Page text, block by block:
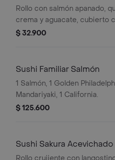
Rollo con salmón apanado,
crema y aguacate, cubierto
ceviche de salmón fresco,
$ 32.900
Sushi Familiar Salmón
1 Salmón, 1 Golden
Mandariyaki, 1 California.
$ 125.600
Sushi Sakura Acevichado